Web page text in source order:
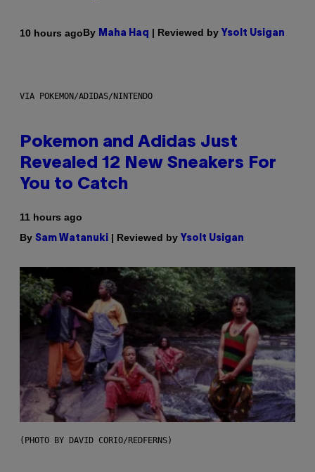
10 hours agoBy Maha Haq | Reviewed by Ysolt Usigan
VIA POKEMON/ADIDAS/NINTENDO
Pokemon and Adidas Just
Revealed 12 New Sneakers For
You to Catch
11 hours ago
By Sam Watanuki | Reviewed by Ysolt Usigan
(PHOTO BY DAVID CORIO/REDFERNS)